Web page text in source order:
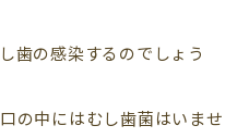
歯の感染するのでしょう
の中にはむし歯菌はいませ